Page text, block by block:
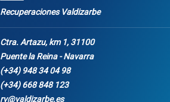
Recuperaciones Valdizarbe
Ctra. Artazu, km 1, 31100
Puente la Reina - Navarra
(+34) 948 34 04 98
(+34) 668 848 123
rv@valdizarbe.es